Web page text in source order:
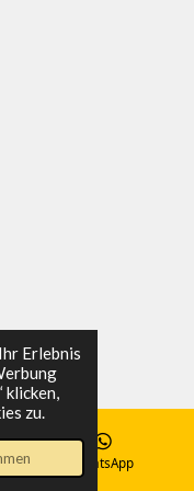
Erlebnis
klicken,
zu.
WhatsApp